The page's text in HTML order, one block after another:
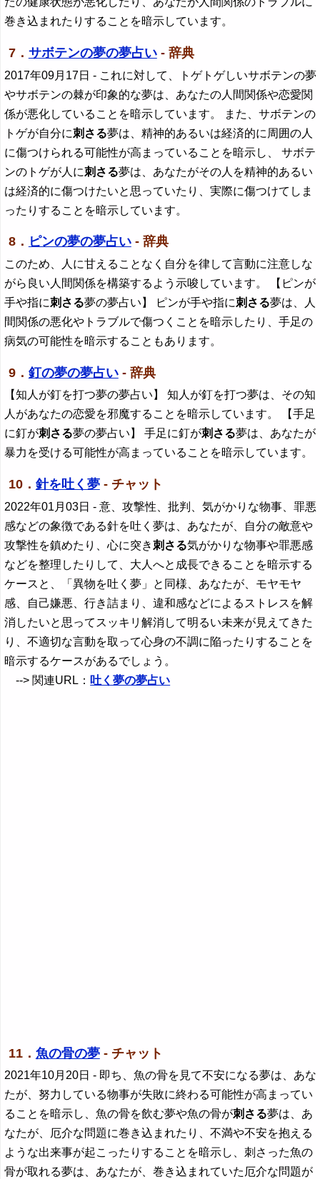
巻き込まれたりすることを暗示しています。
7． サボテンの夢の夢占い- 辞典
2017年09月17日 - これに対して、トゲトゲしいサボテンの夢
やサボテンの棘が印象的な夢は、あなたの人間関係や恋愛関
係が悪化していることを暗示しています。 また、サボテンの
トゲが自分に刺さる夢は、精神的あるいは経済的に周囲の人
に傷つけられる可能性が高まっていることを暗示し、 サボテ
ンのトゲが人に刺さる夢は、あなたがその人を精神的あるい
は経済的に傷つけたいと思っていたり、実際に傷つけてしま
ったりすることを暗示しています。
8． ピンの夢の夢占い- 辞典
このため、人に甘えることなく自分を律して言動に注意しな
がら良い人間関係を構築するよう示唆しています。 【ピンが
手や指に刺さる夢の夢占い】 ピンが手や指に刺さる夢は、人
間関係の悪化やトラブルで傷つくことを暗示したり、手足の
病気の可能性を暗示することもあります。
9． 釘の夢の夢占い- 辞典
【知人が釘を打つ夢の夢占い】 知人が釘を打つ夢は、その知
人があなたの恋愛を邪魔することを暗示しています。 【手足
に釘が刺さる夢の夢占い】 手足に釘が刺さる夢は、あなたが
暴力を受ける可能性が高まっていることを暗示しています。
10． 針を吐く夢- チャット
2022年01月03日 - 意、攻撃性、批判、気がかりな物事、罪悪
感などの象徴である針を吐く夢は、あなたが、自分の敵意や
攻撃性を鎮めたり、心に突き刺さる気がかりな物事や罪悪感
などを整理したりして、大人へと成長できることを暗示する
ケースと、「異物を吐く夢」と同様、あなたが、モヤモヤ
感、自己嫌悪、行き詰まり、違和感などによるストレスを解
消したいと思ってスッキリ解消して明るい未来が見えてきた
り、不適切な言動を取って心身の不調に陥ったりすることを
暗示するケースがあるでしょう。
--> 関連URL： 吐く夢の夢占い
11． 魚の骨の夢- チャット
2021年10月20日 - 即ち、魚の骨を見て不安になる夢は、あな
たが、努力している物事が失敗に終わる可能性が高まってい
ることを暗示し、魚の骨を飲む夢や魚の骨が刺さる夢は、あ
なたが、厄介な問題に巻き込まれたり、不満や不安を抱える
ような出来事が起こったりすることを暗示し、刺さった魚の
骨が取れる夢は、あなたが、巻き込まれていた厄介な問題が